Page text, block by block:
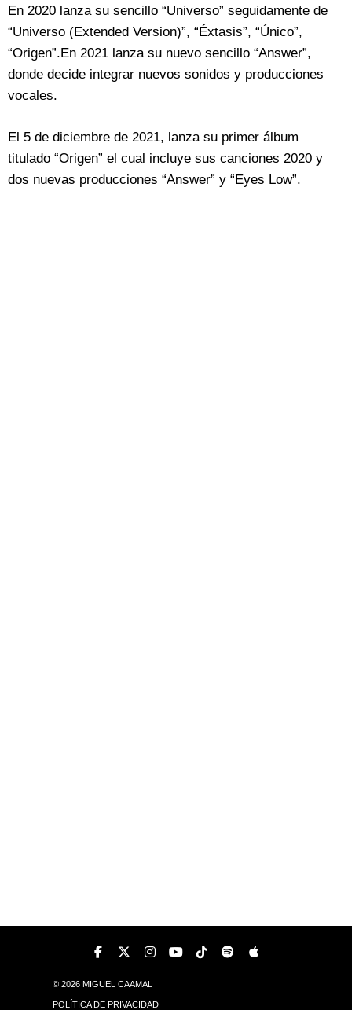
En 2020 lanza su sencillo “Universo” seguidamente de
“Universo (Extended Version)”, “Éxtasis”, “Único”,
“Origen”.En 2021 lanza su nuevo sencillo “Answer”,
donde decide integrar nuevos sonidos y producciones
vocales.
El 5 de diciembre de 2021, lanza su primer álbum
titulado “Origen” el cual incluye sus canciones 2020 y
dos nuevas producciones “Answer” y “Eyes Low”.
© 2026 MIGUEL CAAMAL
POLÍTICA DE PRIVACIDAD